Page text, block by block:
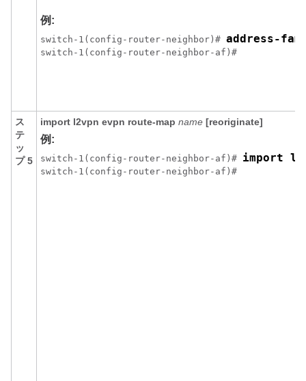
例:
switch-1(config-router-neighbor)# address-
switch-1(config-router-neighbor-af)#
ス
テ
ッ
プ 5
import l2vpn evpn route-map name [reoriginate]
例:
switch-1(config-router-neighbor-af)# import
switch-1(config-router-neighbor-af)#